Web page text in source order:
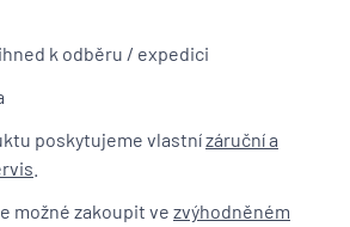
k odběru / expedici
poskytujeme vlastnízáruční a
možné zakoupit ve zvýhodněném